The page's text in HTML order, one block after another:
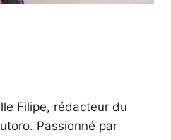
Filipe, rédacteur du
Passionné par